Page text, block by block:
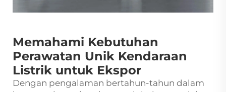
Memahami Kebutuhan
Perawatan Unik Kendaraan
Listrik untuk Ekspor
Dengan pengalaman bertahun-tahun dalam